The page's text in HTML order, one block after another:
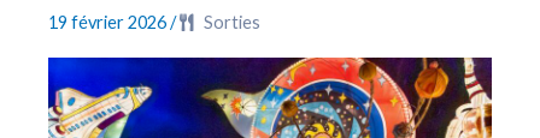
19 février 2026/ Sorties